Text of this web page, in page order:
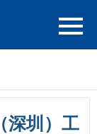
深圳）工